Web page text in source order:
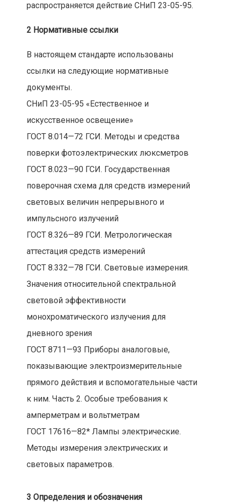
распространяется действие СНиП 23-05-95.
2 Нормативные ссылки
В настоящем стандарте использованы
ссылки на следующие нормативные
документы.
СНиП 23-05-95 «Естественное и
искусственное освещение»
ГОСТ 8.014—72 ГСИ. Методы и средства
поверки фотоэлектрических люксметров
ГОСТ 8.023—90 ГСИ. Государственная
поверочная схема для средств измерений
световых величин непрерывного и
импульсного излучений
ГОСТ 8.326—89 ГСИ. Метрологическая
аттестация средств измерений
ГОСТ 8.332—78 ГСИ. Световые измерения.
Значения относительной спектральной
световой эффективности
монохроматического излучения для
дневного зрения
ГОСТ 8711—93 Приборы аналоговые,
показывающие электроизмерительные
прямого действия и вспомогательные части
к ним. Часть 2. Особые требования к
амперметрам и вольтметрам
ГОСТ 17616—82* Лампы электрические.
Методы измерения электрических и
световых параметров.
3 Определения и обозначения